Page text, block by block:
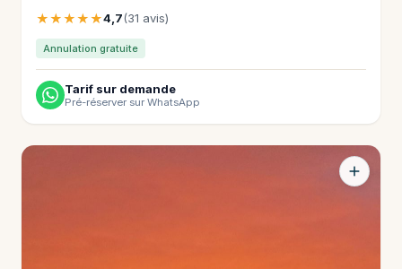
★★★★★4,7(31 avis)
Annulation gratuite
Tarif sur demande
Pré-réserver sur WhatsApp